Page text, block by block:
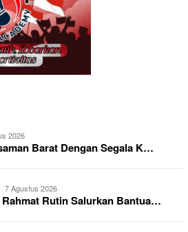
2026
Barat Dengan Segala K…
7 Agustus 2026
Rutin Salurkan Bantua…